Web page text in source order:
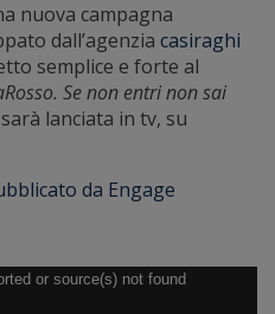
nuova campagna
dall’agenzia casiraghi
semplice e forte al
Se non entri non sai
lanciata in tv, su
da Engage
or source(s) not found